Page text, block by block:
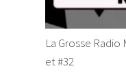
La Grosse Radio
et #32